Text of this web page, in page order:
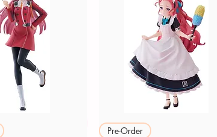
Schnellansicht
Pre-Order